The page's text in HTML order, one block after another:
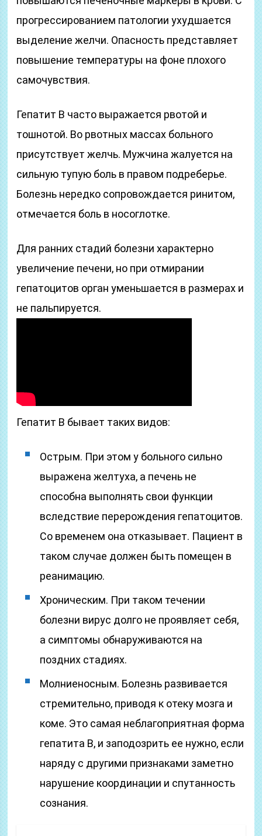
прогрессированием патологии ухудшается
выделение желчи. Опасность представляет
повышение температуры на фоне плохого
самочувствия.
Гепатит В часто выражается рвотой и
тошнотой. Во рвотных массах больного
присутствует желчь. Мужчина жалуется на
сильную тупую боль в правом подреберье.
Болезнь нередко сопровождается ринитом,
отмечается боль в носоглотке.
Для ранних стадий болезни характерно
увеличение печени, но при отмирании
гепатоцитов орган уменьшается в размерах и
не пальпируется.
Гепатит В бывает таких видов:
Острым. При этом у больного сильно
выражена желтуха, а печень не
способна выполнять свои функции
вследствие перерождения гепатоцитов.
Со временем она отказывает. Пациент в
таком случае должен быть помещен в
реанимацию.
Хроническим. При таком течении
болезни вирус долго не проявляет себя,
а симптомы обнаруживаются на
поздних стадиях.
Молниеносным. Болезнь развивается
стремительно, приводя к отеку мозга и
коме. Это самая неблагоприятная форма
гепатита В, и заподозрить ее нужно, если
наряду с другими признаками заметно
нарушение координации и спутанность
сознания.